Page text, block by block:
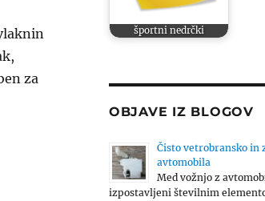
za
športni nedrčki
OBJAVE IZ BLOGOV
Čisto vetrobransko in
avtomobila
Med vožnjo z
izpostavljeni številnim